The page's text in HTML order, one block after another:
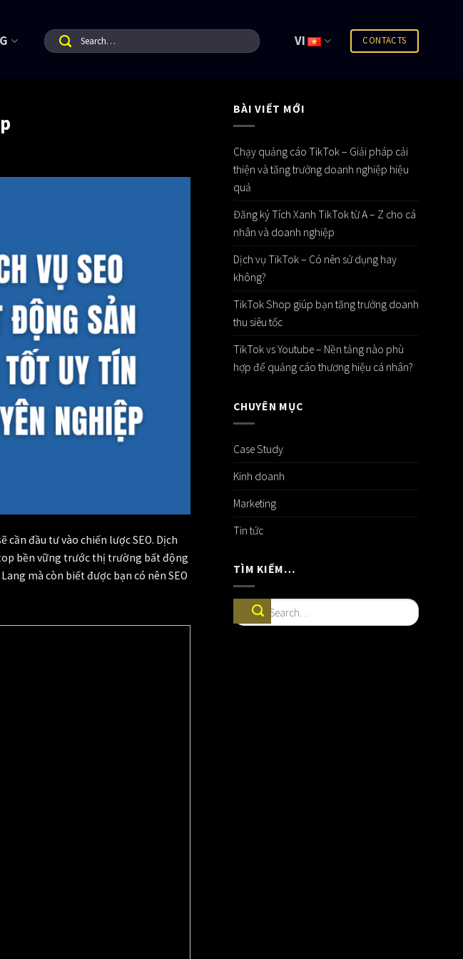
VI CONTACTS
đầu tư vào chiến lược SEO. Dịch
bền vững trước thị trường bất động
mà còn biết được bạn có nên SEO
BÀI VIẾT MỚI
Chạy quảng cáo TikTok – Giải pháp cải
thiện và tăng trưởng doanh nghiệp hiệu
quả
Đăng ký Tích Xanh TikTok từ A – Z cho cá
nhân và doanh nghiệp
Dịch vụ TikTok – Có nên sử dụng hay
không?
TikTok Shop giúp bạn tăng trưởng doanh
thu siêu tốc
TikTok vs Youtube – Nền tảng nào phù
hợp để quảng cáo thương hiệu cá nhân?
CHUYÊN MỤC
Case Study
Kinh doanh
Marketing
Tin tức
TÌM KIẾM…